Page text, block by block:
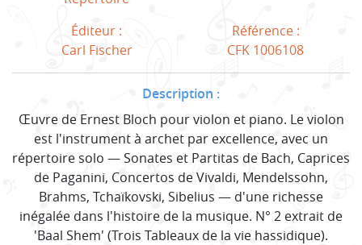
Éditeur :
Carl Fischer
Référence :
CFK 1006108
Description :
Œuvre de Ernest Bloch pour violon et piano. Le violon
est l'instrument à archet par excellence, avec un
répertoire solo — Sonates et Partitas de Bach, Caprices
de Paganini, Concertos de Vivaldi, Mendelssohn,
Brahms, Tchaïkovski, Sibelius — d'une richesse
inégalée dans l'histoire de la musique. N° 2 extrait de
'Baal Shem' (Trois Tableaux de la vie hassidique).